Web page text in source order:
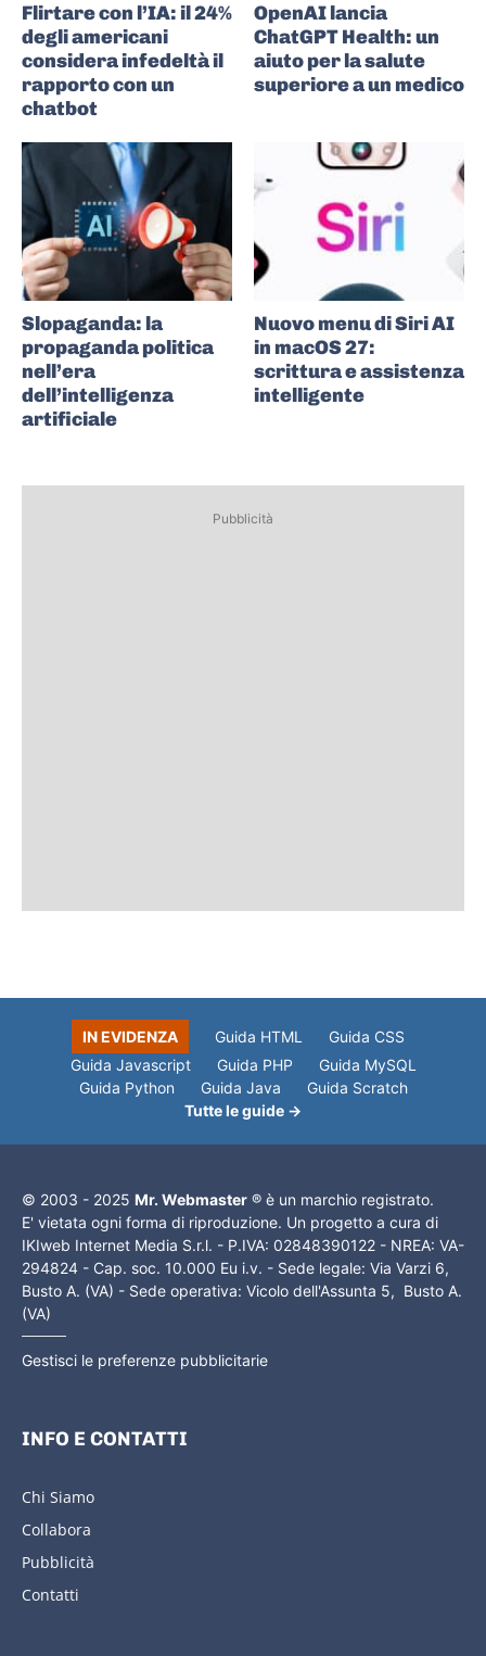
Flirtare con l’IA: il 24%
degli americani
considera infedeltà il
rapporto con un
chatbot
OpenAI lancia
ChatGPT Health: un
aiuto per la salute
superiore a un medico
Slopaganda: la
propaganda politica
nell’era
dell’intelligenza
artificiale
Nuovo menu di Siri AI
in macOS 27:
scrittura e assistenza
intelligente
Pubblicità
IN EVIDENZA Guida HTML
Guida CSS
Guida Javascript
Guida PHP
Guida MySQL
Guida Python
Guida Java
Guida Scratch
Tutte le guide →
© 2003 - 2025 Mr. Webmaster ® è un marchio registrato.
E' vietata ogni forma di riproduzione. Un progetto a cura di
IKIweb Internet Media S.r.l. - P.IVA: 02848390122 - NREA: VA-
294824 - Cap. soc. 10.000 Eu i.v. - Sede legale: Via Varzi 6,
Busto A. (VA) - Sede operativa: Vicolo dell'Assunta 5, Busto A.
(VA)
Gestisci le preferenze pubblicitarie
INFO E CONTATTI
Chi Siamo
Collabora
Pubblicità
Contatti